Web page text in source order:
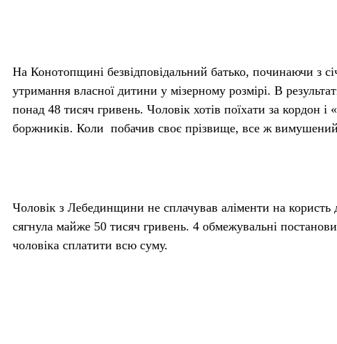
На Конотопщині безвідповідальний батько, починаючи з
утримання власної дитини у мізерному розмірі. В
понад 48 тисяч гривень. Чоловік хотів поїхати за кордон
боржників. Коли побачив своє прізвище, все ж
Чоловік з Лебединщини не сплачував аліменти на користь
сягнула майже 50 тисяч гривень. 4 обмежувальні
чоловіка сплатити всю суму.